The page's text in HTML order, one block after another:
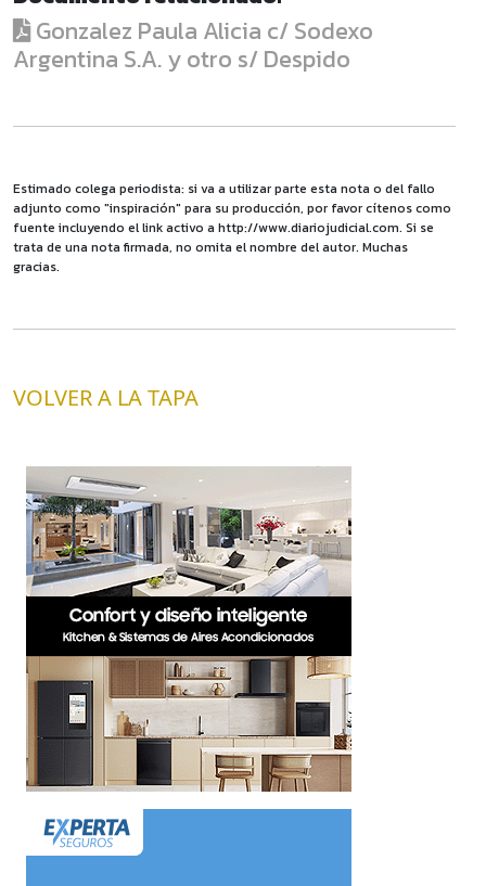
Gonzalez Paula Alicia c/ Sodexo
Argentina S.A. y otro s/ Despido
Estimado colega periodista: si va a utilizar parte esta nota o del fallo
adjunto como "inspiración" para su producción, por favor cítenos como
fuente incluyendo el link activo a http://www.diariojudicial.com. Si se
trata de una nota firmada, no omita el nombre del autor. Muchas
gracias.
VOLVER A LA TAPA